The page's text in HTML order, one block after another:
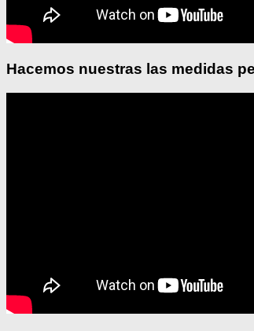
Hacemos nuestras las medidas